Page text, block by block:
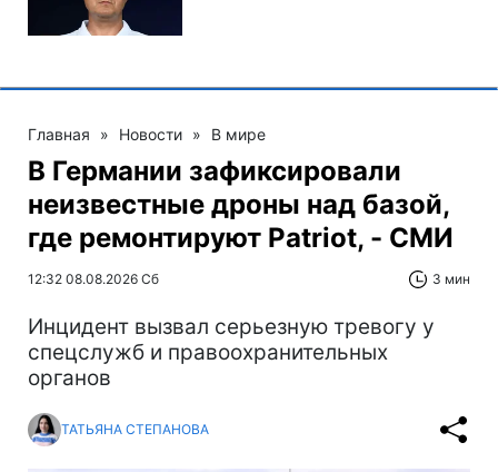
Главная » Новости » В мире
В Германии зафиксировали
неизвестные дроны над базой,
где ремонтируют Patriot, - СМИ
12:32 08.08.2026 Сб 3 мин
Инцидент вызвал серьезную тревогу у
спецслужб и правоохранительных
органов
ТАТЬЯНА СТЕПАНОВА